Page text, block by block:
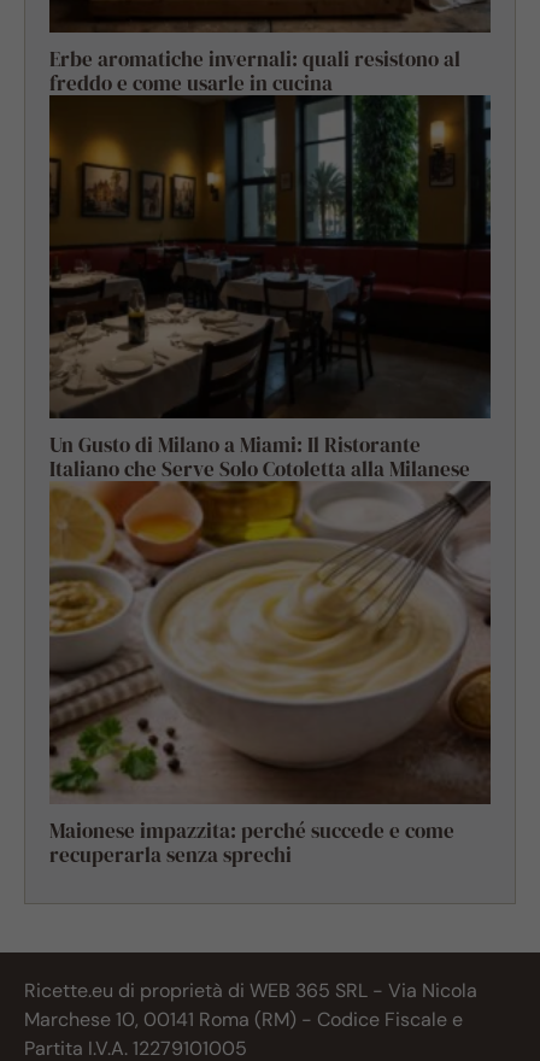
Erbe aromatiche invernali: quali resistono al
freddo e come usarle in cucina
Un Gusto di Milano a Miami: Il Ristorante
Italiano che Serve Solo Cotoletta alla Milanese
Maionese impazzita: perché succede e come
recuperarla senza sprechi
Ricette.eu di proprietà di WEB 365 SRL - Via Nicola
Marchese 10, 00141 Roma (RM) - Codice Fiscale e
Partita I.V.A. 12279101005